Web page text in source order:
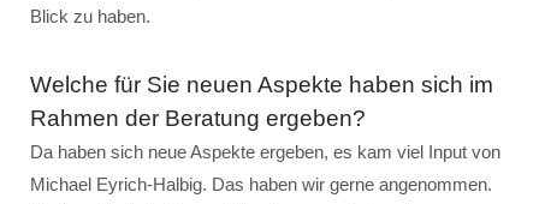
Blick zu haben.
Welche für Sie neuen Aspekte haben sich im
Rahmen der Beratung ergeben?
Da haben sich neue Aspekte ergeben, es kam viel Input von
Michael Eyrich-Halbig. Das haben wir gerne angenommen.